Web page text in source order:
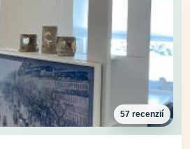
57 recenzií